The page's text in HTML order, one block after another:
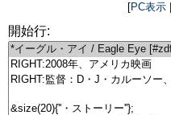
[PC表示
開始行: